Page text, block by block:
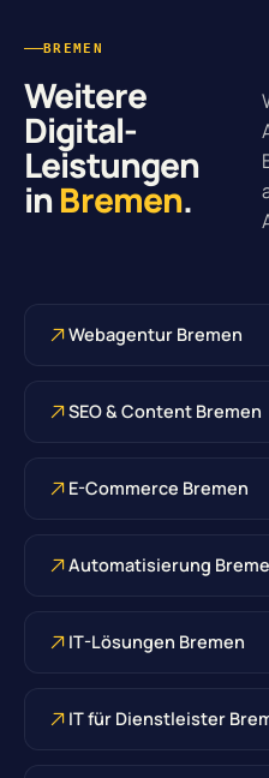
BREMEN
Weitere
Digital-
Leistungen
inBremen.
Webagentur Bremen
SEO & Content Bremen
E-Commerce Bremen
Automatisierung
IT-Lösungen Bremen
IT für Dienstleister